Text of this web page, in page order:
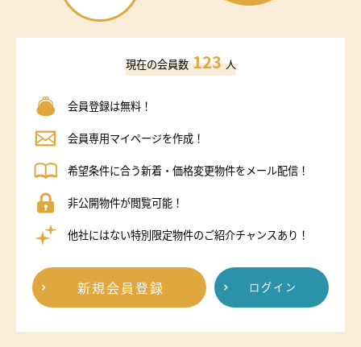
現在の会員数 123 人
会員登録は無料！
会員専用マイページを作成！
希望条件に合う新着・価格変更物件をメール配信！
非公開物件が閲覧可能！
他社にはない特別限定物件のご紹介チャンスあり！
新規会員登録 ログイン